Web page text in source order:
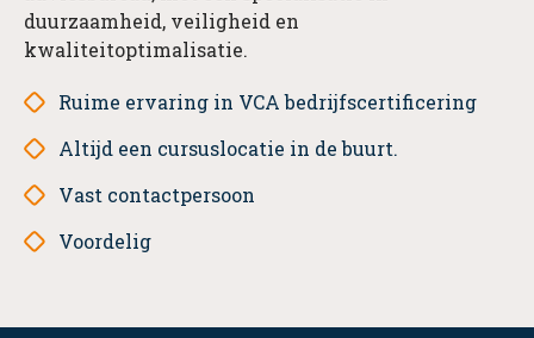
duurzaamheid, veiligheid en
kwaliteitoptimalisatie.
Ruime ervaring in VCA bedrijfscertificering
Altijd een cursuslocatie in de buurt.
Vast contactpersoon
Voordelig